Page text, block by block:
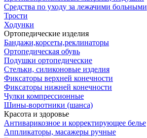
Средства по уходу за лежачими больными
Трости
Ходунки
Ортопедические изделия
Бандажи,корсеты,реклинаторы
Ортопедическая обувь
Подушки ортопедические
Стельки, силиконовые изделия
Фиксаторы верхней конечности
Фиксаторы нижней конечности
Чулки компрессионные
Шины-воротники (шанса)
Красота и здоровье
Антиварикозное и корректирующее белье
Аппликаторы, масажеры ручные